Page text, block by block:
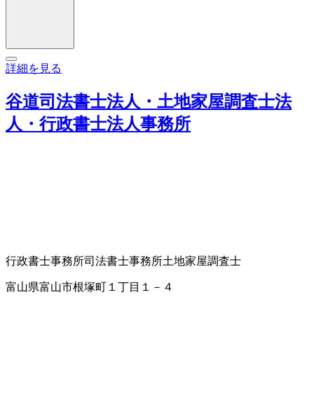
詳細を見る
谷道司法書士法人・土地家屋調査士法
人・行政書士法人事務所
行政書士事務所司法書士事務所土地家屋調査士
富山県富山市根塚町１丁目１－４